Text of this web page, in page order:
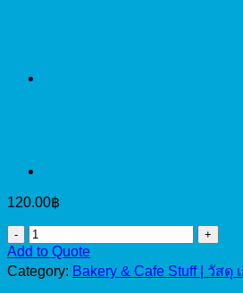
120.00฿
พิมพ์
กด
คละ
Add to Quote
Category: Bakery & Cafe Stuff | วัสดุ